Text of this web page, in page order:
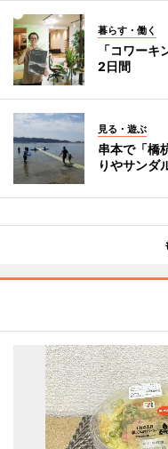
暮らす・働く
「コワー
2日間
見る・遊ぶ
串本で「橋
りやサンダ